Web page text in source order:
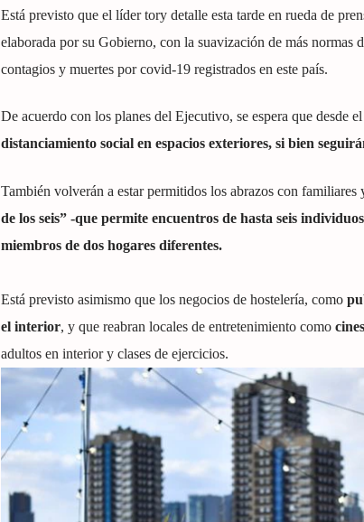
Está previsto que el líder tory detalle esta tarde en rueda de
elaborada por su Gobierno, con la suavización de más normas
contagios y muertes por covid-19 registrados en este país.
De acuerdo con los planes del Ejecutivo, se espera que desde
distanciamiento social en espacios exteriores, si bien
También volverán a estar permitidos los abrazos con
de los seis” -que permite encuentros de hasta seis
miembros de dos hogares diferentes.
Está previsto asimismo que los negocios de hostelería, como
el interior, y que reabran locales de entretenimiento como cines
adultos en interior y clases de ejercicios.